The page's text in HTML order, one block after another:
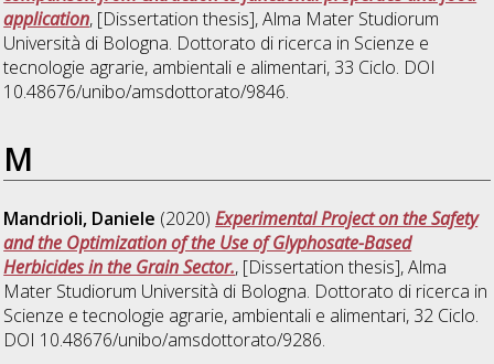
application, [Dissertation thesis], Alma Mater Studiorum
Università di Bologna. Dottorato di ricerca in Scienze e
tecnologie agrarie, ambientali e alimentari, 33 Ciclo. DOI
10.48676/unibo/amsdottorato/9846.
M
Mandrioli, Daniele (2020)Experimental Project on the Safety
and the Optimization of the Use of Glyphosate-Based
Herbicides in the Grain Sector., [Dissertation thesis], Alma
Mater Studiorum Università di Bologna. Dottorato di ricerca in
Scienze e tecnologie agrarie, ambientali e alimentari, 32 Ciclo.
DOI 10.48676/unibo/amsdottorato/9286.